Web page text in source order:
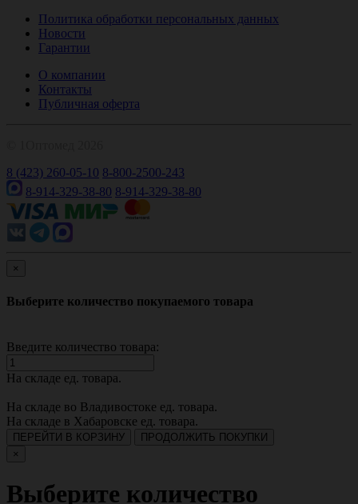
Политика обработки персональных данных
Новости
Гарантии
О компании
Контакты
Публичная оферта
8 (423) 260-05-10 8-800-2500-243
8-914-329-38-80 8-914-329-38-80
×
Выберите количество покупаемого товара
Введите количество товара:
На складе ед. товара.
На складе во Владивостоке ед. товара.
На складе в Хабаровске ед. товара.
ПЕРЕЙТИ В КОРЗИНУ
ПРОДОЛЖИТЬ ПОКУПКИ
×
Выберите количество